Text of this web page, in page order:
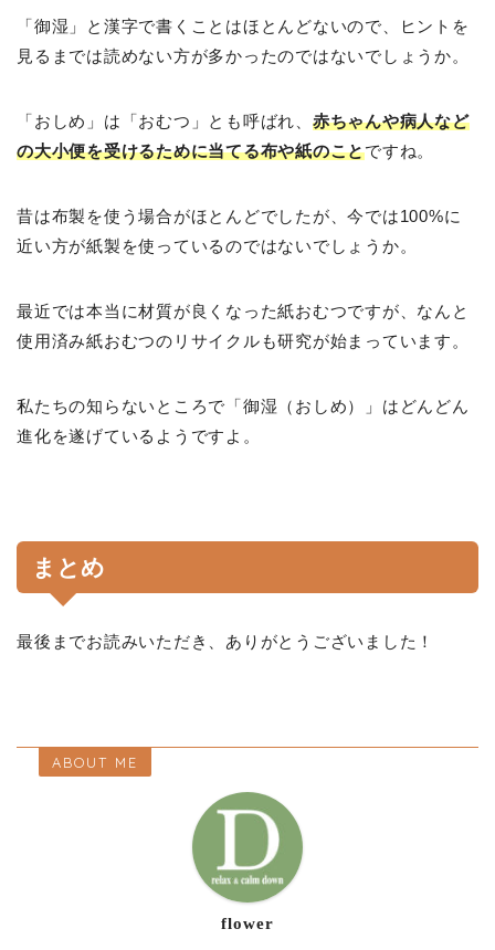
「御湿」と漢字で書くことはほとんどないので、ヒントを
見るまでは読めない方が多かったのではないでしょうか。
「おしめ」は「おむつ」とも呼ばれ、 赤ちゃんや病人など
の大小便を受けるために当てる布や紙のことですね。
昔は布製を使う場合がほとんどでしたが、今では100%に
近い方が紙製を使っているのではないでしょうか。
最近では本当に材質が良くなった紙おむつですが、なんと
使用済み紙おむつのリサイクルも研究が始まっています。
私たちの知らないところで「御湿（おしめ）」はどんどん
進化を遂げているようですよ。
まとめ
最後までお読みいただき、ありがとうございました！
ABOUT ME
flower